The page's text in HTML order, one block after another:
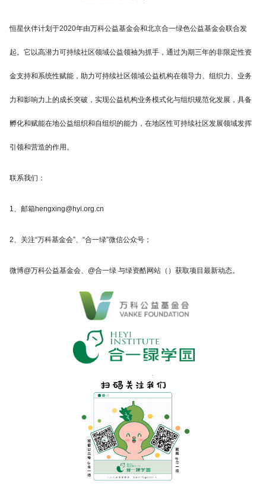
恒星伙伴计划于2020年由万科公益基金会和北京合一绿色公益基金会联合发
起。它以高潜力可持续社区领域公益领袖为抓手，通过为期三年的非限定性资
金支持和系统性赋能，助力可持续社区领域公益机构在领导力、组织力、业务
力和影响力上的成长突破，实现公益机构业务模式化与组织规范化发展，具备
孵化和赋能在地公益组织和自组织的能力，在地区性可持续社区发展领域发挥
引领和营造的作用。
联系我们：
1、邮箱hengxing@hyi.org.cn
2、关注“万科基金会”、“合一绿”微信公众号；
微博@万科公益基金会、@合一绿 与绿资酷网站（）获取项目最新动态。